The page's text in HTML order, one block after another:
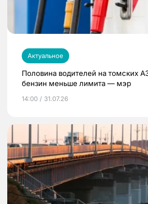
Актуальное
Половина водителей на томских
бензин меньше лимита — мэр
14:00 / 31.07.26